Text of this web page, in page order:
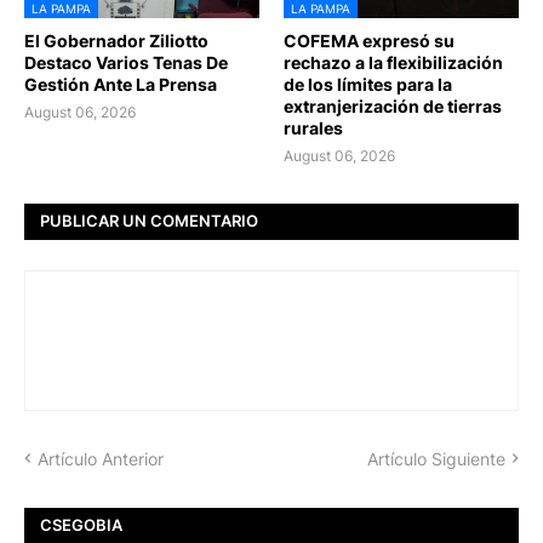
LA PAMPA
El Gobernador Ziliotto
Destaco Varios Tenas De
Gestión Ante La Prensa
August 06, 2026
LA PAMPA
COFEMA expresó su
rechazo a la flexibilización
de los límites para la
extranjerización de tierras
rurales
August 06, 2026
PUBLICAR UN COMENTARIO
Artículo Anterior Artículo Siguiente
CSEGOBIA